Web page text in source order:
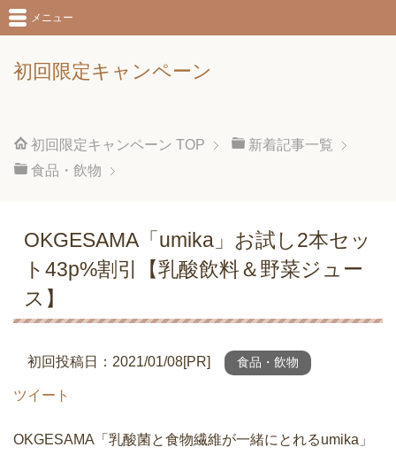
初回限定キャンペーン
メニュー
初回限定キャンペーン TOP
新着記事一覧
食品・飲物
OKGESAMA「umika」お試し2本セッ
ト43p%割引【乳酸飲料＆野菜ジュー
ス】
初回投稿日：2021/01/08[PR] 食品・飲物
ツイート
OKGESAMA「乳酸菌と食物繊維が一緒にとれるumika」